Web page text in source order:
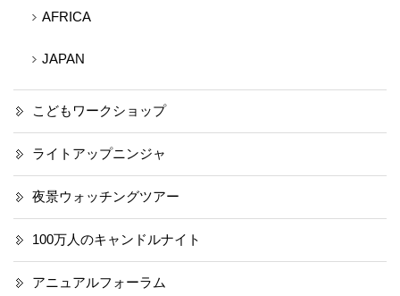
AFRICA
JAPAN
こどもワークショップ
ライトアップニンジャ
夜景ウォッチングツアー
100万人のキャンドルナイト
アニュアルフォーラム